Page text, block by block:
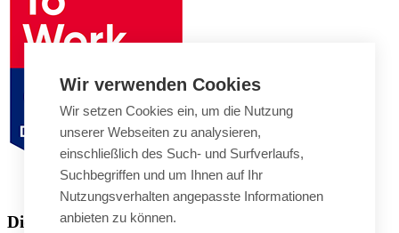
Die Rosenhof Seniorenwohnanlagen
Wir verwenden Cookies
Wir setzen Cookies ein, um die Nutzung
unserer Webseiten zu analysieren,
einschließlich des Such- und Surfverlaufs,
Suchbegriffen und um Ihnen auf Ihr
Nutzungsverhalten angepasste Informationen
anbieten zu können.